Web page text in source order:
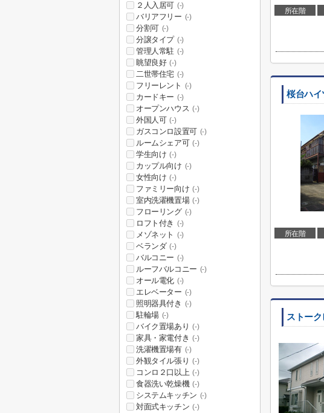
所在階
桜台ハイ
所在階
ストー
２人入居可 (-)
バリアフリー (-)
分割可 (-)
分譲タイプ (-)
管理人常駐 (-)
眺望良好 (-)
二世帯住宅 (-)
フリーレント (-)
カードキー (-)
オープンハウス (-)
外国人可 (-)
ガスコンロ設置可 (-)
ルームシェア可 (-)
学生向け (-)
カップル向け (-)
女性向け (-)
ファミリー向け (-)
室内洗濯機置場 (-)
フローリング (-)
ロフト付き (-)
メゾネット (-)
ベランダ (-)
バルコニー (-)
ルーフバルコニー (-)
オール電化 (-)
エレベーター (-)
照明器具付き (-)
駐輪場 (-)
バイク置場あり (-)
家具・家電付き (-)
洗濯機置場有 (-)
外観タイル張り (-)
コンロ２口以上 (-)
食器洗い乾燥機 (-)
システムキッチン (-)
対面式キッチン (-)